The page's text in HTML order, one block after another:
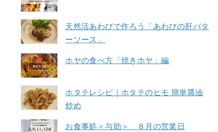
天然活あわびで作ろう「あわびの肝バタ
ーソース」
ホヤの食べ方「焼きホヤ」編
ホタテレシピ｜ホタテのヒモ 簡単醤油
炒め
お食事処＜与助＞ ８月の営業日